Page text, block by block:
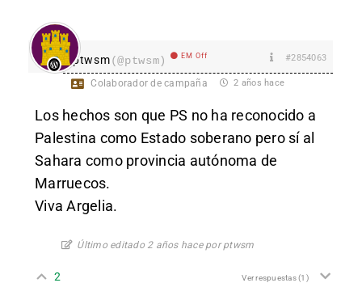
ptwsm(@ptwsm) EM Off #2854063
Colaborador de campaña 2 años hace
Los hechos son que PS no ha reconocido a
Palestina como Estado soberano pero sí al
Sahara como provincia autónoma de
Marruecos.
Viva Argelia.
Último editado 2 años hace por ptwsm
2 Ver respuestas(1)